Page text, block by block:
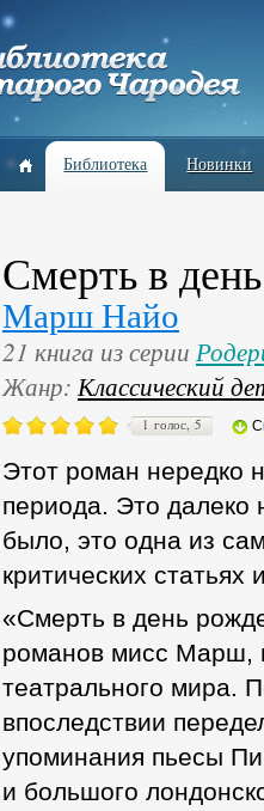
Библиотека Новинки
Смерть в
Марш Найо
21 книга из серии
Жанр:Классический
1 голос, 5
Этот роман нередко
периода. Это далеко
было, это одна из
критических статьях
«Смерть в день
романов мисс Марш,
театрального мира.
впоследствии
упоминания пьесы
и большого